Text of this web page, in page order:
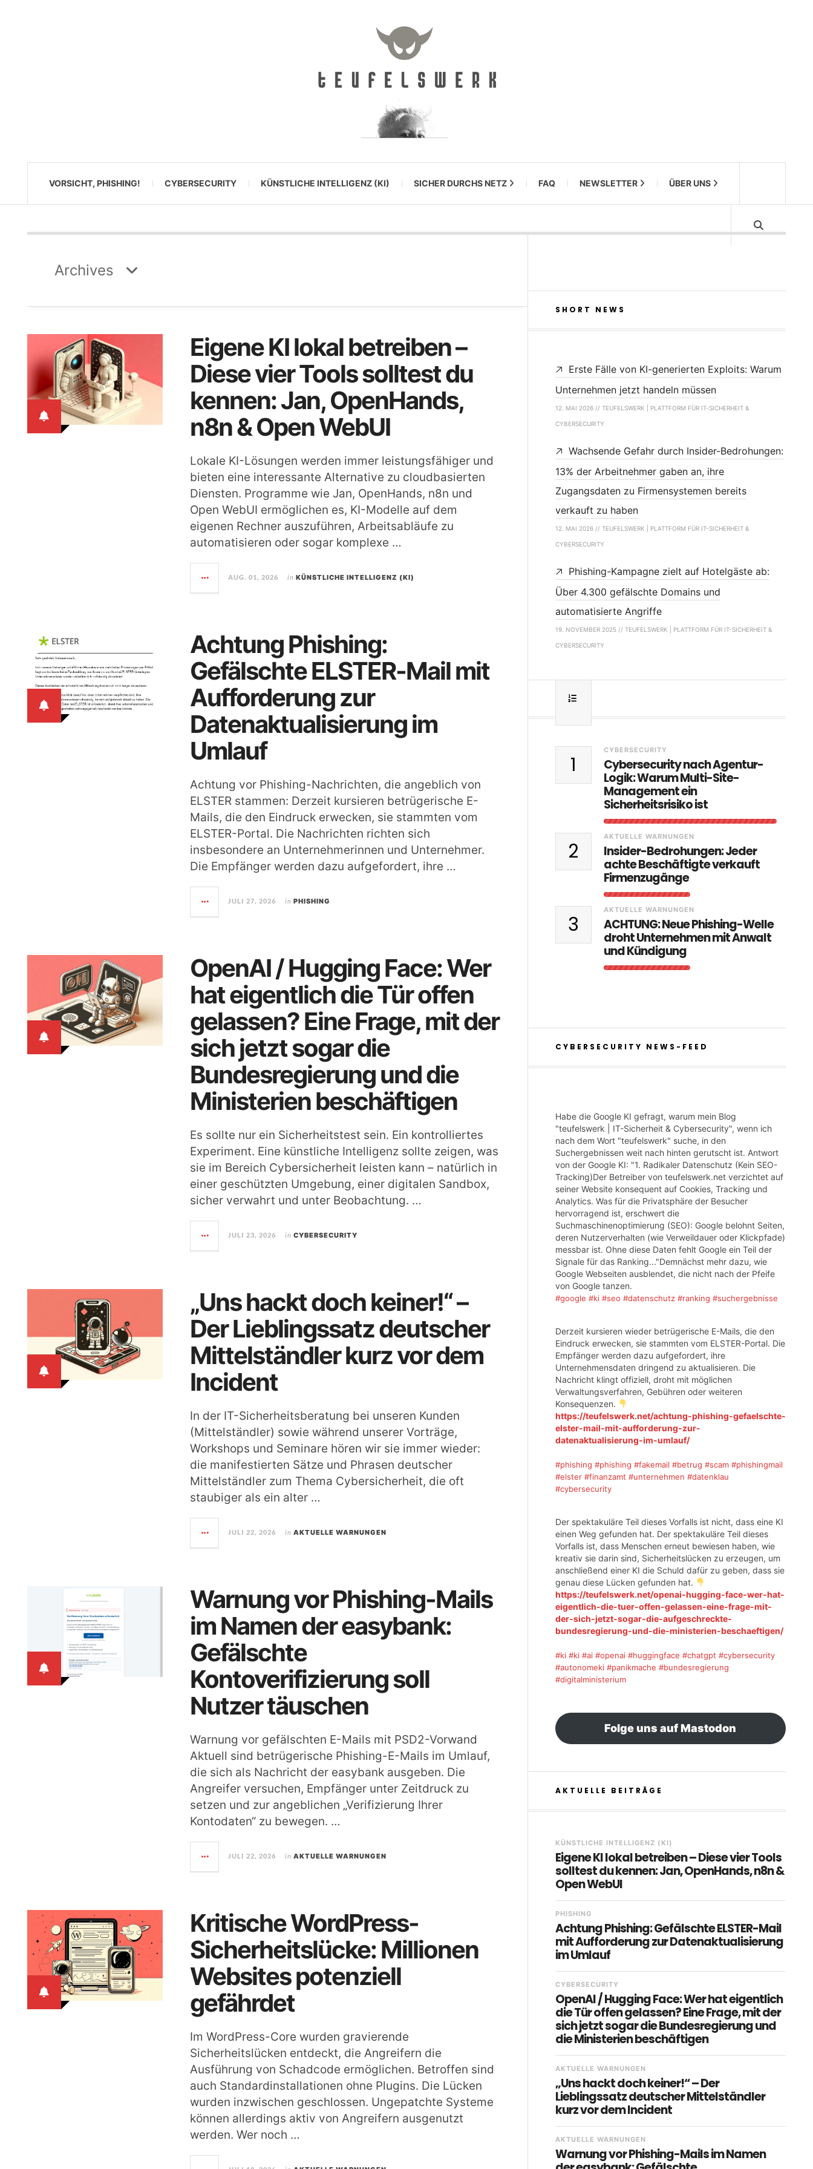
VORSICHT, PHISHING! CYBERSECURITY KÜNSTLICHE INTELLIGENZ (KI) SICHER DURCHS NETZ FAQ NEWSLETTER ÜBER UNS
Archives
Eigene KI lokal betreiben –
Diese vier Tools solltest du
kennen: Jan, OpenHands,
n8n & Open WebUI
Lokale KI-Lösungen werden immer leistungsfähiger und
bieten eine interessante Alternative zu cloudbasierten
Diensten. Programme wie Jan, OpenHands, n8n und
Open WebUI ermöglichen es, KI-Modelle auf dem
eigenen Rechner auszuführen, Arbeitsabläufe zu
automatisieren oder sogar komplexe …
AUG. 01, 2026 in KÜNSTLICHE INTELLIGENZ (KI)
Achtung Phishing:
Gefälschte ELSTER-Mail mit
Aufforderung zur
Datenaktualisierung im
Umlauf
Achtung vor Phishing-Nachrichten, die angeblich von
ELSTER stammen: Derzeit kursieren betrügerische E-
Mails, die den Eindruck erwecken, sie stammten vom
ELSTER-Portal. Die Nachrichten richten sich
insbesondere an Unternehmerinnen und Unternehmer.
Die Empfänger werden dazu aufgefordert, ihre …
JULI 27, 2026 in PHISHING
OpenAI / Hugging Face: Wer
hat eigentlich die Tür offen
gelassen? Eine Frage, mit der
sich jetzt sogar die
Bundesregierung und die
Ministerien beschäftigen
Es sollte nur ein Sicherheitstest sein. Ein kontrolliertes
Experiment. Eine künstliche Intelligenz sollte zeigen, was
sie im Bereich Cybersicherheit leisten kann – natürlich in
einer geschützten Umgebung, einer digitalen Sandbox,
sicher verwahrt und unter Beobachtung. …
JULI 23, 2026 in CYBERSECURITY
„Uns hackt doch keiner!“ –
Der Lieblingssatz deutscher
Mittelständler kurz vor dem
Incident
In der IT-Sicherheitsberatung bei unseren Kunden
(Mittelständler) sowie während unserer Vorträge,
Workshops und Seminare hören wir sie immer wieder:
die manifestierten Sätze und Phrasen deutscher
Mittelständler zum Thema Cybersicherheit, die oft
staubiger als ein alter …
JULI 22, 2026 in AKTUELLE WARNUNGEN
Warnung vor Phishing-Mails
im Namen der easybank:
Gefälschte
Kontoverifizierung soll
Nutzer täuschen
Warnung vor gefälschten E-Mails mit PSD2-Vorwand
Aktuell sind betrügerische Phishing-E-Mails im Umlauf,
die sich als Nachricht der easybank ausgeben. Die
Angreifer versuchen, Empfänger unter Zeitdruck zu
setzen und zur angeblichen „Verifizierung Ihrer
Kontodaten“ zu bewegen. …
JULI 22, 2026 in AKTUELLE WARNUNGEN
Kritische WordPress-
Sicherheitslücke: Millionen
Websites potenziell
gefährdet
Im WordPress-Core wurden gravierende
Sicherheitslücken entdeckt, die Angreifern die
Ausführung von Schadcode ermöglichen. Betroffen sind
auch Standardinstallationen ohne Plugins. Die Lücken
wurden inzwischen geschlossen. Ungepatchte Systeme
können allerdings aktiv von Angreifern ausgenutzt
werden. Wer noch …
SHORT NEWS
Erste Fälle von KI-generierten Exploits: Warum
Unternehmen jetzt handeln müssen
12. MAI 2026 // TEUFELSWERK | PLATTFORM FÜR IT-SICHERHEIT &
CYBERSECURITY
Wachsende Gefahr durch Insider-Bedrohungen:
13% der Arbeitnehmer gaben an, ihre
Zugangsdaten zu Firmensystemen bereits
verkauft zu haben
12. MAI 2026 // TEUFELSWERK | PLATTFORM FÜR IT-SICHERHEIT &
CYBERSECURITY
Phishing-Kampagne zielt auf Hotelgäste ab:
Über 4.300 gefälschte Domains und
automatisierte Angriffe
19. NOVEMBER 2025 // TEUFELSWERK | PLATTFORM FÜR IT-SICHERHEIT &
CYBERSECURITY
1
CYBERSECURITY
Cybersecurity nach Agentur-
Logik: Warum Multi-Site-
Management ein
Sicherheitsrisiko ist
2
AKTUELLE WARNUNGEN
Insider-Bedrohungen: Jeder
achte Beschäftigte verkauft
Firmenzugänge
3
AKTUELLE WARNUNGEN
ACHTUNG: Neue Phishing-Welle
droht Unternehmen mit Anwalt
und Kündigung
CYBERSECURITY NEWS-FEED
Habe die Google KI gefragt, warum mein Blog
"teufelswerk | IT-Sicherheit & Cybersecurity", wenn ich
nach dem Wort "teufelswerk" suche, in den
Suchergebnissen weit nach hinten gerutscht ist. Antwort
von der Google KI: "1. Radikaler Datenschutz (Kein SEO-
Tracking)Der Betreiber von teufelswerk.net verzichtet auf
seiner Website konsequent auf Cookies, Tracking und
Analytics. Was für die Privatsphäre der Besucher
hervorragend ist, erschwert die
Suchmaschinenoptimierung (SEO): Google belohnt Seiten,
deren Nutzerverhalten (wie Verweildauer oder Klickpfade)
messbar ist. Ohne diese Daten fehlt Google ein Teil der
Signale für das Ranking..."Demnächst mehr dazu, wie
Google Webseiten ausblendet, die nicht nach der Pfeife
von Google tanzen.
#google #ki #seo #datenschutz #ranking #suchergebnisse
Derzeit kursieren wieder betrügerische E-Mails, die den
Eindruck erwecken, sie stammten vom ELSTER-Portal. Die
Empfänger werden dazu aufgefordert, ihre
Unternehmensdaten dringend zu aktualisieren. Die
Nachricht klingt offiziell, droht mit möglichen
Verwaltungsverfahren, Gebühren oder weiteren
Konsequenzen.
https://teufelswerk.net/achtung-phishing-gefaelschte-
elster-mail-mit-aufforderung-zur-
datenaktualisierung-im-umlauf/
#phishing #phishing #fakemail #betrug #scam #phishingmail
#elster #finanzamt #unternehmen #datenklau
#cybersecurity
Der spektakuläre Teil dieses Vorfalls ist nicht, dass eine KI
einen Weg gefunden hat. Der spektakuläre Teil dieses
Vorfalls ist, dass Menschen erneut bewiesen haben, wie
kreativ sie darin sind, Sicherheitslücken zu erzeugen, um
anschließend einer KI die Schuld dafür zu geben, dass sie
genau diese Lücken gefunden hat.
https://teufelswerk.net/openai-hugging-face-wer-hat-
eigentlich-die-tuer-offen-gelassen-eine-frage-mit-
der-sich-jetzt-sogar-die-aufgeschreckte-
bundesregierung-und-die-ministerien-beschaeftigen/
#ki #ki #ai #openai #huggingface #chatgpt #cybersecurity
#autonomeki #panikmache #bundesregierung
#digitalministerium
Folge uns auf Mastodon
AKTUELLE BEITRÄGE
KÜNSTLICHE INTELLIGENZ (KI)
Eigene KI lokal betreiben – Diese vier Tools
solltest du kennen: Jan, OpenHands, n8n &
Open WebUI
PHISHING
Achtung Phishing: Gefälschte ELSTER-Mail
mit Aufforderung zur Datenaktualisierung
im Umlauf
CYBERSECURITY
OpenAI / Hugging Face: Wer hat eigentlich
die Tür offen gelassen? Eine Frage, mit der
sich jetzt sogar die Bundesregierung und
die Ministerien beschäftigen
AKTUELLE WARNUNGEN
„Uns hackt doch keiner!“ – Der
Lieblingssatz deutscher Mittelständler
kurz vor dem Incident
AKTUELLE WARNUNGEN
Warnung vor Phishing-Mails im Namen